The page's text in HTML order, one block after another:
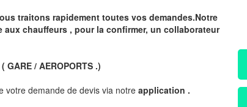
traitons rapidement toutes vos demandes.Notre
chauffeurs , pour la confirmer, un collaborateur
( GARE / AEROPORTS .)
votre demande de devis via notre application .